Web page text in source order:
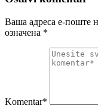
Ваша адреса е-поште
означена *
Komentar*